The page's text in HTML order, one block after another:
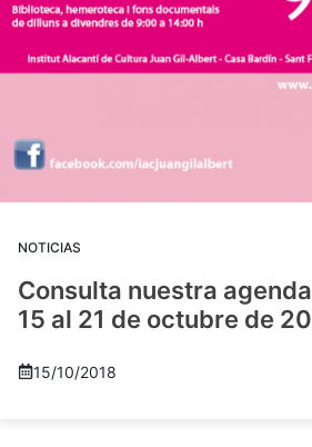
NOTICIAS
Consulta nuestra
15 al 21 de octubre de
15/10/2018